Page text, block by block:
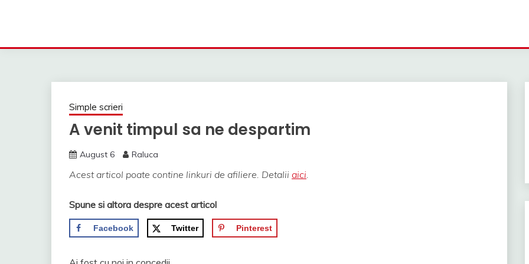
Simple scrieri
A venit timpul sa ne despartim
August 6 Raluca
Acest articol poate contine linkuri de afiliere. Detalii aici.
Spune si altora despre acest articol
Facebook Twitter Pinterest